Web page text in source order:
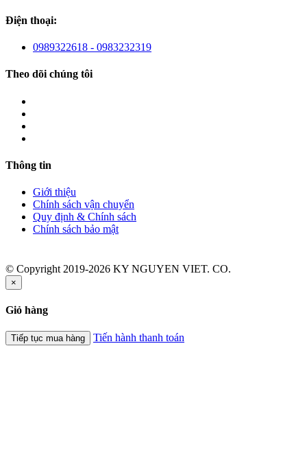
Điện thoại:
0989322618 - 0983232319
Theo dõi chúng tôi
Thông tin
Giới thiệu
Chính sách vận chuyển
Quy định & Chính sách
Chính sách bảo mật
© Copyright 2019-2026 KY NGUYEN VIET. CO.
×
Giỏ hàng
Tiếp tục mua hàng Tiến hành thanh toán